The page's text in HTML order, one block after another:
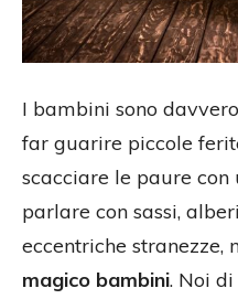
I bambini sono
far guarire piccole
scacciare le paure
parlare con sassi,
eccentriche stranezze,
magico bambini. Noi di